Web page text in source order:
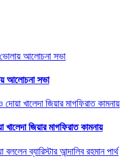
আলোচনা সভা
জিয়ার মাগফিরাত কামনায়